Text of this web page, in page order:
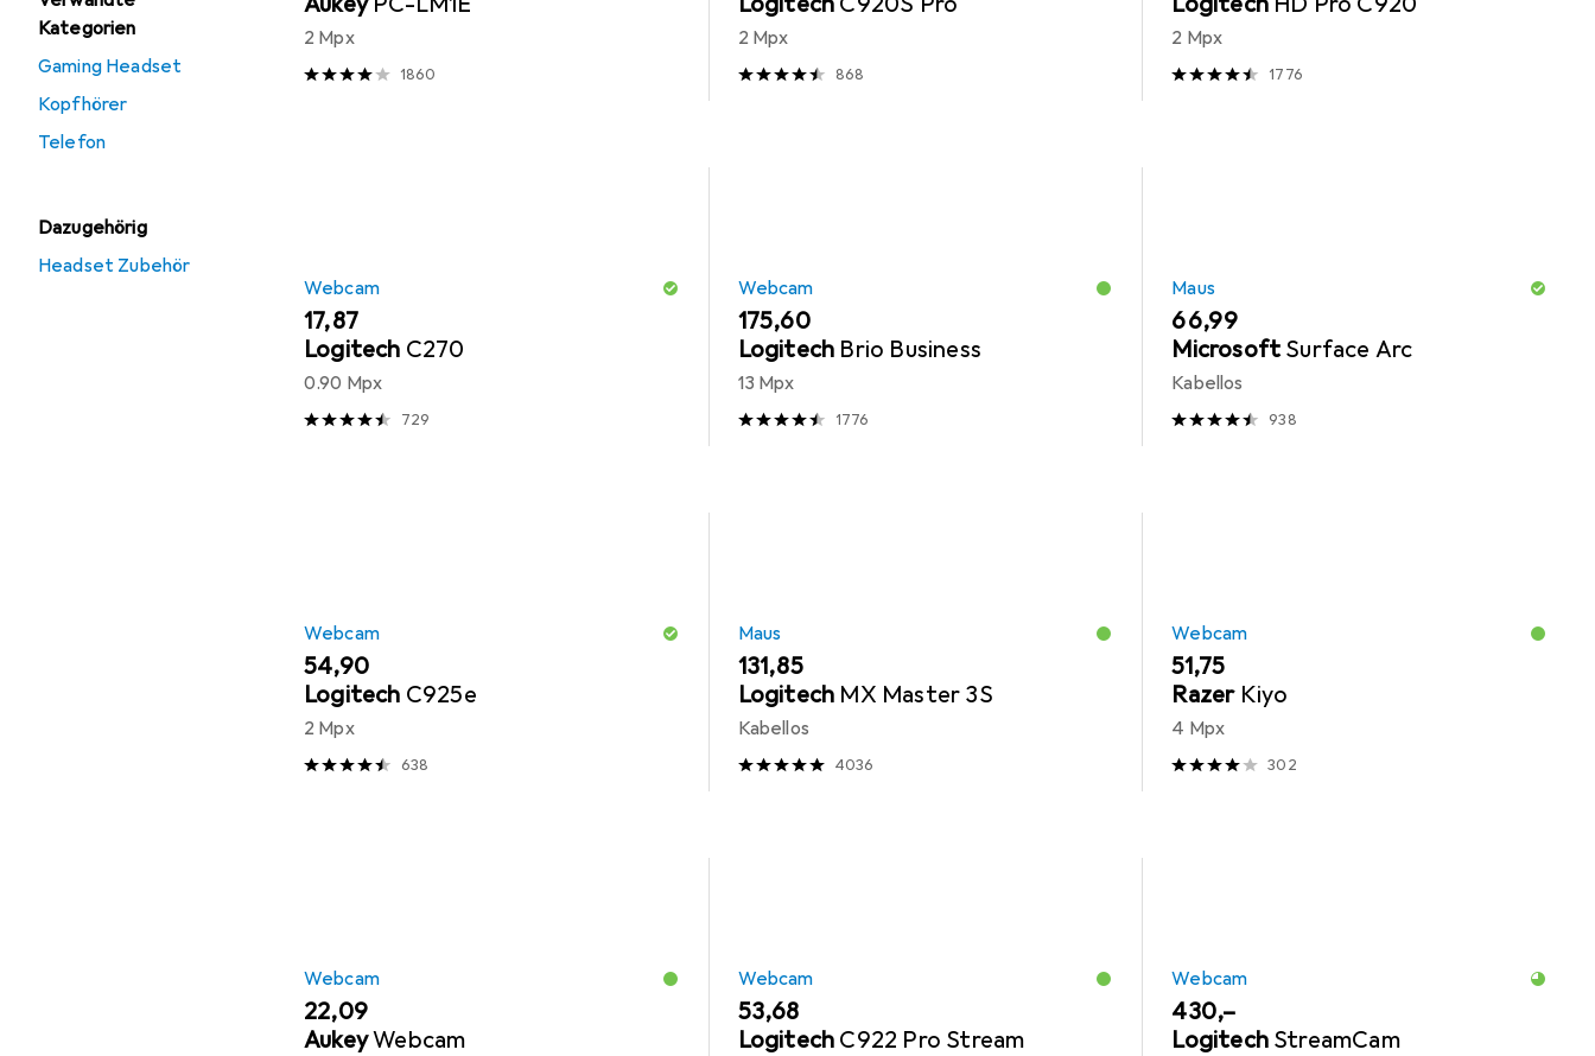
Kategorien
Gaming Headset
Kopfhörer
Telefon
Dazugehörig
Headset Zubehör
2 Mpx
1860
2 Mpx
868
2 Mpx
1776
Webcam
EUR
17,87
Logitech C270
0.90 Mpx
729
Webcam
EUR
175,60
Logitech Brio Business
13 Mpx
1776
Maus
EUR
66,99
MicrosoftSurface Arc
Kabellos
938
Webcam
EUR
54,90
Logitech C925e
2 Mpx
638
Maus
EUR
131,85
Logitech MX Master 3S
Kabellos
4036
Webcam
EUR
51,75
Razer Kiyo
4 Mpx
302
Webcam
EUR
22,09
AukeyWebcam
Webcam
EUR
53,68
Logitech C922 Pro Stream
Webcam
EUR
430,–
Logitech StreamCam